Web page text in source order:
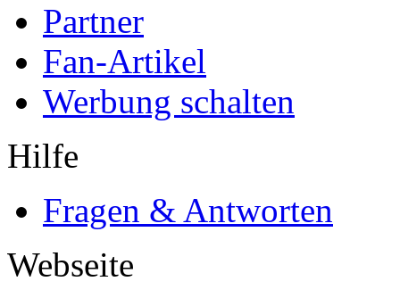
Partner
Fan-Artikel
Werbung schalten
Hilfe
Fragen & Antworten
Webseite